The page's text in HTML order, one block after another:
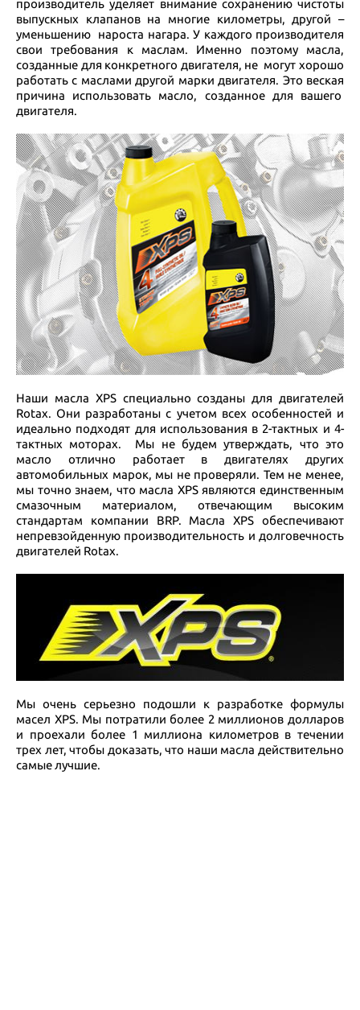
производитель уделяет внимание сохранению чистоты
выпускных клапанов на многие километры, другой –
уменьшению нароста нагара. У каждого производителя
свои требования к маслам. Именно поэтому масла,
созданные для конкретного двигателя, не могут хорошо
работать с маслами другой марки двигателя. Это веская
причина использовать масло, созданное для вашего
двигателя.
Наши масла XPS специально созданы для двигателей
Rotax. Они разработаны с учетом всех особенностей и
идеально подходят для использования в 2-тактных и 4-
тактных моторах. Мы не будем утверждать, что это
масло отлично работает в двигателях других
автомобильных марок, мы не проверяли. Тем не менее,
мы точно знаем, что масла XPS являются единственным
смазочным материалом, отвечающим высоким
стандартам компании BRP. Масла XPS обеспечивают
непревзойденную производительность и долговечность
двигателей Rotax.
Мы очень серьезно подошли к разработке формулы
масел XPS. Мы потратили более 2 миллионов долларов
и проехали более 1 миллиона километров в течении
трех лет, чтобы доказать, что наши масла действительно
самые лучшие.